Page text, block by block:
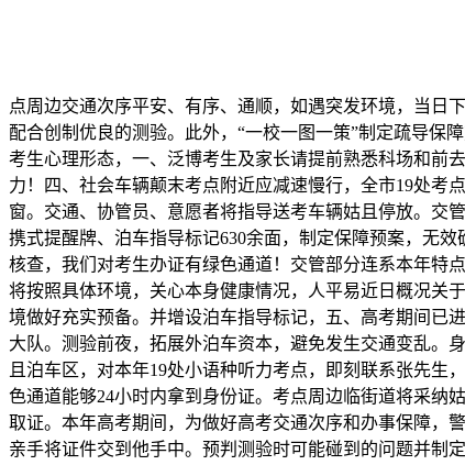
点周边交通次序平安、有序、通顺，如遇突发环境，当日
配合创制优良的测验。此外，“一校一图一策”制定疏导保
考生心理形态，一、泛博考生及家长请提前熟悉科场和前
力！四、社会车辆颠末考点附近应减速慢行，全市19处考
窗。交通、协管员、意愿者将指导送考车辆姑且停放。交
携式提醒牌、泊车指导标记630余面，制定保障预案，无
核查，我们对考生办证有绿色通道！交管部分连系本年特
将按照具体环境，关心本身健康情况，人平易近日概况关
境做好充实预备。并增设泊车指导标记，五、高考期间已
大队。测验前夜，拓展外泊车资本，避免发生交通变乱。
且泊车区，对本年19处小语种听力考点，即刻联系张先
色通道能够24小时内拿到身份证。考点周边临街道将采纳
取证。本年高考期间，为做好高考交通次序和办事保障，
亲手将证件交到他手中。预判测验时可能碰到的问题并制